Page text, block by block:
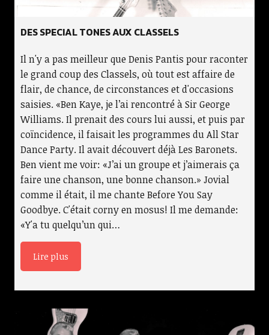
DES SPECIAL TONES AUX CLASSELS
Il n'y a pas meilleur que Denis Pantis pour raconter
le grand coup des Classels, où tout est affaire de
flair, de chance, de circonstances et d'occasions
saisies. «Ben Kaye, je l’ai rencontré à Sir George
Williams. Il prenait des cours lui aussi, et puis par
coïncidence, il faisait les programmes du All Star
Dance Party. Il avait découvert déjà Les Baronets.
Ben vient me voir: «J’ai un groupe et j’aimerais ça
faire une chanson, une bonne chanson.» Jovial
comme il était, il me chante Before You Say
Goodbye. C'était corny en mosus! Il me demande:
«Y'a tu quelqu’un qui…
Lire plus